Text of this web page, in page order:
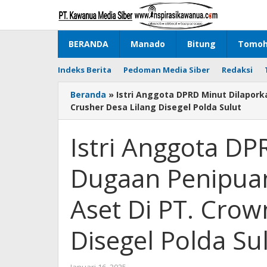
konten
BERANDA Manado Bitung
Indeks Berita Pedoman Media Siber Redaksi
Beranda » Istri Anggota DPRD Minut
Crusher Desa Lilang Disegel Polda Sulut
Istri Anggota
Dugaan
Aset Di PT.
Disegel Polda